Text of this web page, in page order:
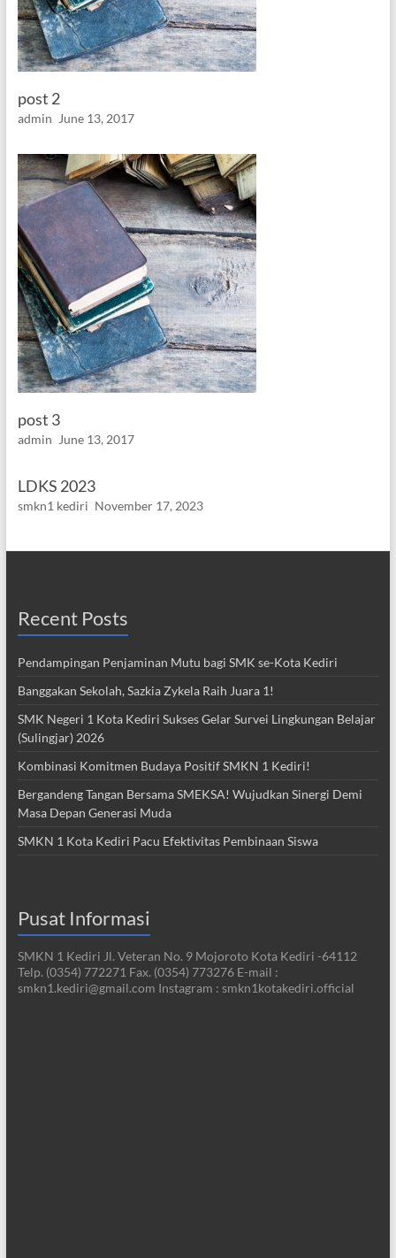
post 2
admin June 13, 2017
post 3
admin June 13, 2017
LDKS 2023
smkn1 kediri November 17, 2023
Recent Posts
Pendampingan Penjaminan Mutu bagi SMK se-Kota Kediri
Banggakan Sekolah, Sazkia Zykela Raih Juara 1!
SMK Negeri 1 Kota Kediri Sukses Gelar Survei Lingkungan Belajar
(Sulingjar) 2026
Kombinasi Komitmen Budaya Positif SMKN 1 Kediri!
Bergandeng Tangan Bersama SMEKSA! Wujudkan Sinergi Demi
Masa Depan Generasi Muda
SMKN 1 Kota Kediri Pacu Efektivitas Pembinaan Siswa
Pusat Informasi
SMKN 1 Kediri Jl. Veteran No. 9 Mojoroto Kota Kediri -64112
Telp. (0354) 772271 Fax. (0354) 773276 E-mail :
smkn1.kediri@gmail.com Instagram : smkn1kotakediri.official